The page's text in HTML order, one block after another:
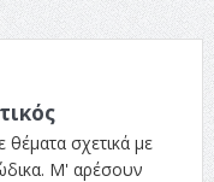
σχετικά με
Μ' αρέσουν